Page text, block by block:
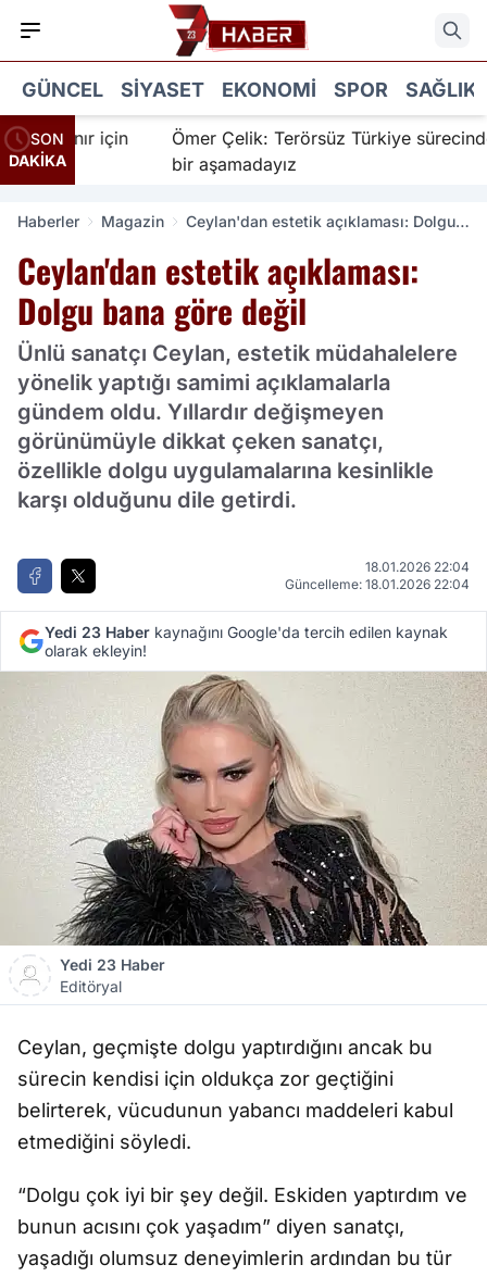
GÜNCEL SIYASET EKONOMI SPOR SAĞLIK
SON
DAKİKA
İnanır için
Ömer Çelik: Terörsüz Türkiye sürecinde
bir aşamadayız
Haberler Magazin
Ceylan'dan estetik açıklaması: Dolgu
Ceylan'dan estetik açıklaması:
Dolgu bana göre değil
Ünlü sanatçı Ceylan, estetik müdahalelere
yönelik yaptığı samimi açıklamalarla
gündem oldu. Yıllardır değişmeyen
görünümüyle dikkat çeken sanatçı,
özellikle dolgu uygulamalarına kesinlikle
karşı olduğunu dile getirdi.
18.01.2026 22:04
Güncelleme: 18.01.2026 22:04
Yedi 23 Haber kaynağını Google'da tercih edilen kaynak
olarak ekleyin!
Yedi 23 Haber
Editöryal
Ceylan, geçmişte dolgu yaptırdığını ancak bu
sürecin kendisi için oldukça zor geçtiğini
belirterek, vücudunun yabancı maddeleri kabul
etmediğini söyledi.
“Dolgu çok iyi bir şey değil. Eskiden yaptırdım ve
bunun acısını çok yaşadım” diyen sanatçı,
yaşadığı olumsuz deneyimlerin ardından bu tür